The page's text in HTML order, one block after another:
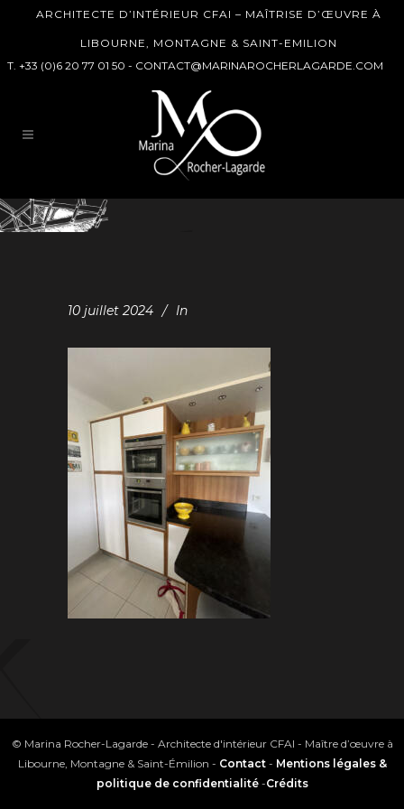
ARCHITECTE D’INTÉRIEUR CFAI – MAÎTRISE D’ŒUVRE À
LIBOURNE, MONTAGNE & SAINT-EMILION
T. +33 (0)6 20 77 01 50 - CONTACT@MARINAROCHERLAGARDE.COM
10 juillet 2024 In
© Marina Rocher-Lagarde - Architecte d'intérieur CFAI - Maître d’œuvre à
Libourne, Montagne & Saint-Émilion - Contact- Mentions légales &
politique de confidentialité-Crédits